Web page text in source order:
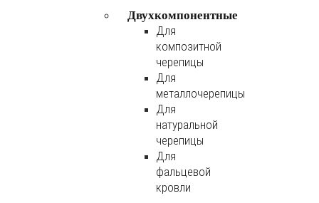
Двухкомпонентные
Для
композитной
черепицы
Для
металлочерепицы
Для
натуральной
черепицы
Для
фальцевой
кровли